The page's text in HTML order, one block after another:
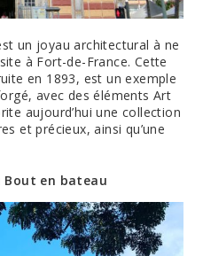
un joyau architectural à ne
à Fort-de-France. Cette
en 1893, est un exemple
avec des éléments Art
aujourd’hui une collection
et précieux, ainsi qu’une
Bout en bateau